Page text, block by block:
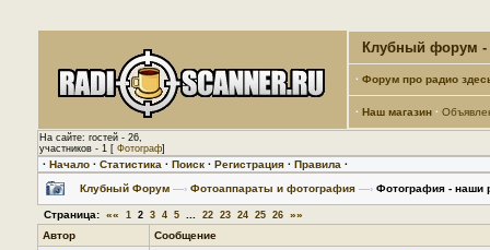
Клубный форум -
· Форум про радио
· Наш магазин ·
На сайте: гостей - 26,
участников - 1 [ Фотограф]
· Начало · Статистика · Поиск · Регистрация · Правила ·
Клубный Форум —› Фотоаппараты и фотография —› Фотография - наши
Страница: «« 1 2 3 4 5 22 23 24 25 26 »»
Автор
Сообщение